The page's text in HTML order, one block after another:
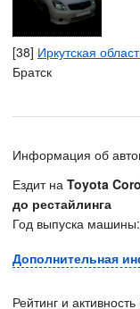
[38] Иркутская
Братск
Информация об
Ездит на Toyota
до рестайлинга
Год выпуска машины:
Дополнительная
Рейтинг и